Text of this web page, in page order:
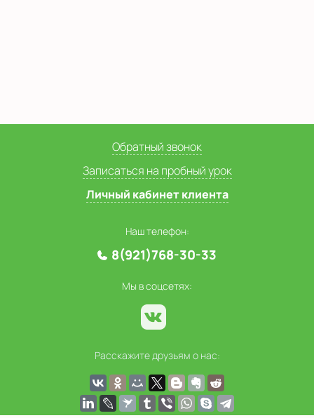
Обратный звонок
Записаться на пробный урок
Личный кабинет клиента
Наш телефон:
8(921)768-30-33
Мы в соцсетях:
Расскажите друзьям о нас: